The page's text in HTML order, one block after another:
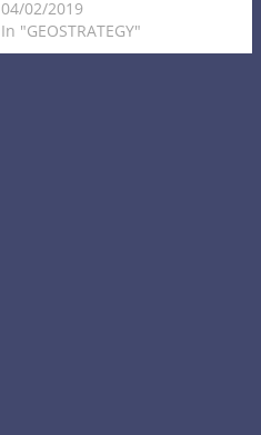
04/02/2019
In "GEOSTRATEGY"